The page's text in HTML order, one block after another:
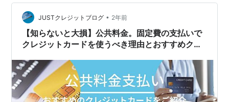
還元特化型の最強クレジットカード3選をご紹介していき
ます。 【とにかく最強】高還元に特化したポイント特化
型クレジットカ…
JUSTクレジットブログ • 2年前
【知らないと大損】公共料金。固定費の支払いで
クレジットカードを使うべき理由とおすすめクレ